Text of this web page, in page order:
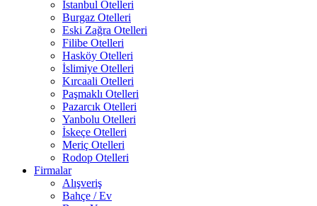
İstanbul Otelleri
Burgaz Otelleri
Eski Zağra Otelleri
Filibe Otelleri
Hasköy Otelleri
İslimiye Otelleri
Kırcaali Otelleri
Paşmaklı Otelleri
Pazarcık Otelleri
Yanbolu Otelleri
İskeçe Otelleri
Meriç Otelleri
Rodop Otelleri
Firmalar
Alışveriş
Bahçe / Ev